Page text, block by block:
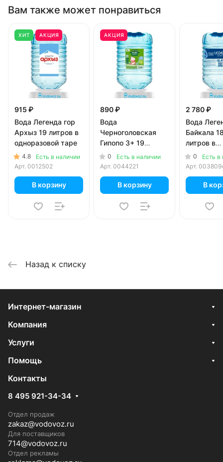
Вам также может понравиться
ХИТ АКЦИЯ
915 ₽
Вода Легенда гор
Архыз 19 литров в
одноразовой таре
4.8
Есть в наличии
Арт. 0012502
В корзину
АКЦИЯ
890 ₽
Вода
Черноголовская
Гипопо 3+ 19
литров в
одноразовой таре
0
Есть в наличии
Арт. 0044221
В корзину
2 780 ₽
Вода
Байкала
литров в
0
Есть в
Арт.
В
Назад к списку
Интернет-магазин
Компания
Услуги
Помощь
Контакты
8 495 921-34-34
Отдел продаж
zakaz@vodovoz.ru
Для поставщиков
714@vodovoz.ru
Отдел рекламы